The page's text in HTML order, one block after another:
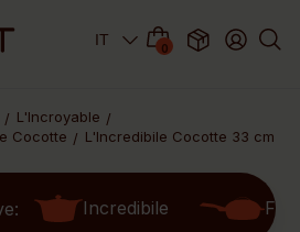
0
L'Incroyable
Cocotte
L'Incredibile Cocotte 33 cm
Incredibile